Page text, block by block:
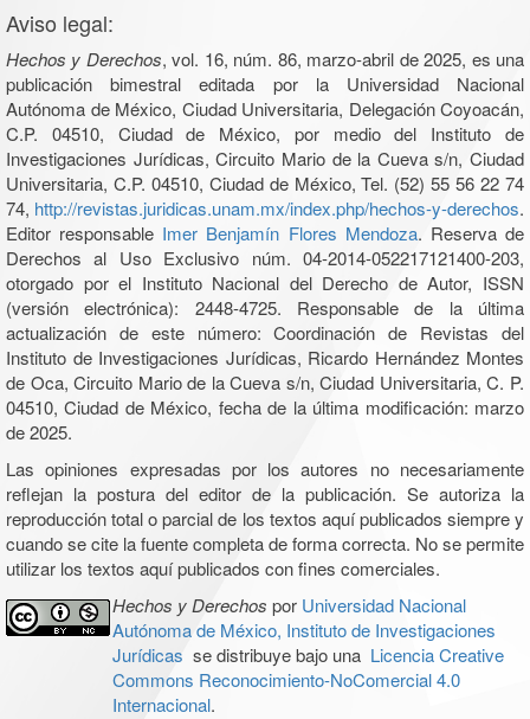
Aviso legal:
Hechos y Derechos, vol. 16, núm. 86, marzo-abril de 2025, es una
publicación bimestral editada por la Universidad Nacional
Autónoma de México, Ciudad Universitaria, Delegación Coyoacán,
C.P. 04510, Ciudad de México, por medio del Instituto de
Investigaciones Jurídicas, Circuito Mario de la Cueva s/n, Ciudad
Universitaria, C.P. 04510, Ciudad de México, Tel. (52) 55 56 22 74
74, http://revistas.juridicas.unam.mx/index.php/hechos-y-derechos.
Editor responsable Imer Benjamín Flores Mendoza. Reserva de
Derechos al Uso Exclusivo núm. 04-2014-052217121400-203,
otorgado por el Instituto Nacional del Derecho de Autor, ISSN
(versión electrónica): 2448-4725. Responsable de la última
actualización de este número: Coordinación de Revistas del
Instituto de Investigaciones Jurídicas, Ricardo Hernández Montes
de Oca, Circuito Mario de la Cueva s/n, Ciudad Universitaria, C. P.
04510, Ciudad de México, fecha de la última modificación: marzo
de 2025.
Las opiniones expresadas por los autores no necesariamente
reflejan la postura del editor de la publicación. Se autoriza la
reproducción total o parcial de los textos aquí publicados siempre y
cuando se cite la fuente completa de forma correcta. No se permite
utilizar los textos aquí publicados con fines comerciales.
Hechos y Derechos por Universidad Nacional
Autónoma de México, Instituto de Investigaciones
Jurídicas se distribuye bajo una Licencia Creative
Commons Reconocimiento-NoComercial 4.0
Internacional.